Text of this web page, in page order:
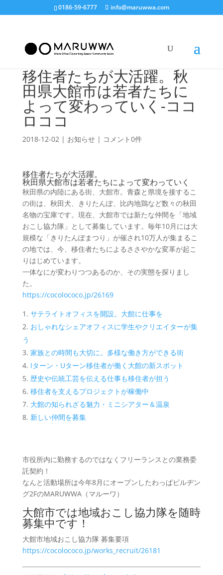
0186-59-6777 info@maruwwa.com
移住者たちが大活躍。秋
田県大館市は若者たちに
よって変わっていく-ココ
ロココ
2018-12-02| お知らせ| コメント0件
移住者たちが大活躍。
秋田県大館市は若者たちによって変わっていく
秋田県の内陸にある街、大館市。青森と県境を接するこ
の街は、秋田犬、きりたんぽ、比内地鶏など数々の秋田
名物の宝庫です。現在、大館市では新たな仲間を「地域
おこし協力隊」として募集しています。毎年10月には大
規模な「きりたんぽまつり」が催され10万人が集まるこ
の地では、今、移住者たちによるささやかな変革が起こ
りはじめています。
一体なにが変わりつつあるのか、その実態を探りまし
た。
https://cocolococo.jp/26169
サテライトオフィスを開設。大館に仕事を
おしゃれなシェアオフィスに学生やクリエイターが集
う
家族との時間も大切に。多様な働き方ができる街
Iターン・Uターン移住者が働く大館の新スポット
歴史や伝統工芸を伝える仕事も移住者が担う
移住者を支えるプロジェクトが稼働中
大館の知られざる魅力・ミニシアター＆温泉
新しい仲間を募集
市役所内に勤務するのではなくフリーランスとの業務委
託契約！
なんと活動場所は今年8月にオープンしたわっぱビルヂン
グ2FのMARUWWA（マルーワ）
大館市では地域おこし協力隊を随時
募集中です！
大館市地域おこし協力隊 募集要項
https://cocolococo.jp/works_recruit/26181